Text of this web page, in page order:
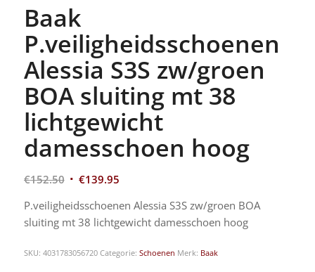
Baak
P.veiligheidsschoenen
Alessia S3S zw/groen
BOA sluiting mt 38
lichtgewicht
damesschoen hoog
€152.50 €139.95
P.veiligheidsschoenen Alessia S3S zw/groen BOA
sluiting mt 38 lichtgewicht damesschoen hoog
SKU: 4031783056720 Categorie: Schoenen Merk: Baak